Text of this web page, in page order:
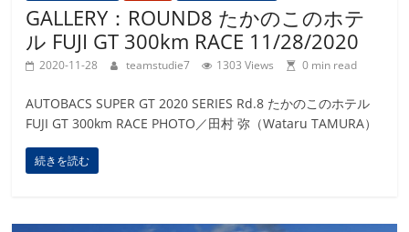
GALLERY：ROUND8 たかのこのホテ
ル FUJI GT 300km RACE 11/28/2020
2020-11-28 teamstudie7 1303 Views 0 min read
AUTOBACS SUPER GT 2020 SERIES Rd.8 たかのこのホテル
FUJI GT 300km RACE PHOTO／田村 弥（Wataru TAMURA）
続きを読む